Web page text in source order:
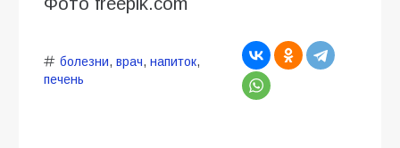
болезни, врач, напиток,
печень